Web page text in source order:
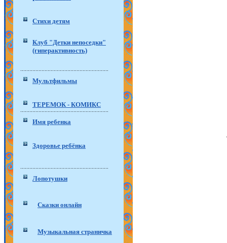
Стихи детям
Клуб "Детки непоседки"
(гиперактивность)
Мультфильмы
ТЕРЕМОК - КОМИКС
Имя ребенка
Здоровье ребёнка
Лопотушки
Сказки онлайн
Музыкальная страничка